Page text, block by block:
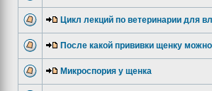
Цикл лекций по ветеринарии для
После какой прививки щенку
Микроспория у щенка